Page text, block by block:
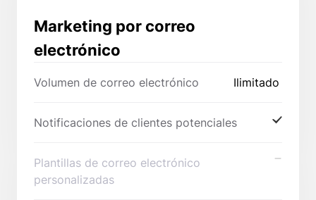
Marketing por correo
electrónico
Volumen de correo electrónico Ilimitado
Notificaciones de clientes potenciales
Plantillas de correo electrónico
personalizadas